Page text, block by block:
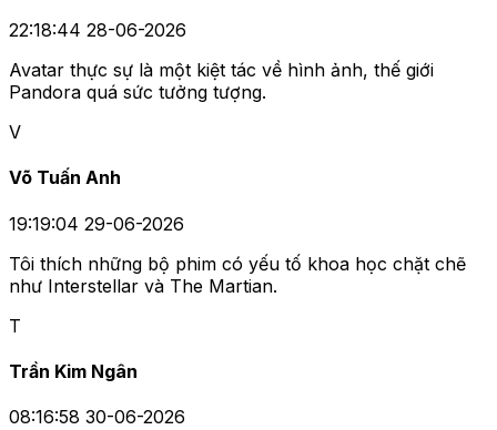
22:18:44 28-06-2026
Avatar thực sự là một kiệt tác về hình ảnh, thế giới
Pandora quá sức tưởng tượng.
V
Võ Tuấn Anh
19:19:04 29-06-2026
Tôi thích những bộ phim có yếu tố khoa học chặt chẽ
như Interstellar và The Martian.
T
Trần Kim Ngân
08:16:58 30-06-2026